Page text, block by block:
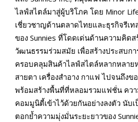
ไลฟ์สไตล์มาสู่ผู้บริโภค โดย Minor
เชี่ยวชาญด้านตลาดไทยและธุรกิจรีเ
ของ Sunnies ที่โดดเด่นด้านความคิดส
วัฒนธรรมร่วมสมัย เพื่อสร้างประสบก
ครอบคลุมสินค้าไลฟ์สไตล์หลากหลา
สายตา เครื่องสำอาง กาแฟ ไปจนถึงข
พร้อมสร้างพื้นที่ที่หลอมรวมแฟชั่น คว
คอมมูนิตี้เข้าไว้ด้วยกันอย่างลงตัว นับ
ตอกย้ำความมุ่งมั่นระยะยาวของ